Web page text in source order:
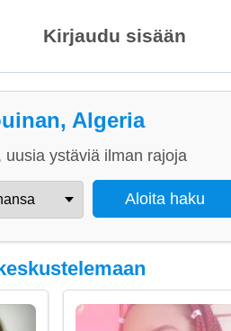
Kirjaudu sisään
Algeria
ystäviä ilman rajoja